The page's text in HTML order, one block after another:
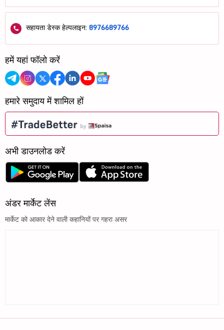
सहायता डेस्क हेल्पलाइन: 8976689766
हमें यहां फॉलो करें
हमारे समुदाय में शामिल हों
अभी डाउनलोड करें
अंडर मार्केट लेंस
मार्केट को आकार देने वाली कहानियों पर गहरा असर